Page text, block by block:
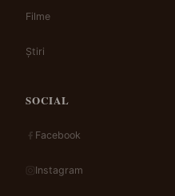
Filme
Știri
SOCIAL
Facebook
Instagram